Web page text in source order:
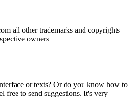
all other trademarks and copyrights
owners
or texts? Or do you know how to
free to send suggestions. It's very